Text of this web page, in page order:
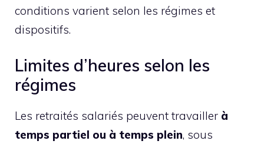
conditions varient selon les régimes et
dispositifs.
Limites d’heures selon les
régimes
Les retraités salariés peuvent travailler à
temps partiel ou à temps plein, sous